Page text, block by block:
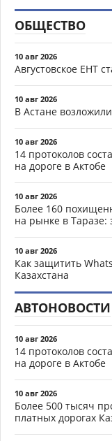
ОБЩЕСТВО
10 авг 2026
Августовское ЕНТ
10 авг 2026
В Астане
10 авг 2026
14 протоколов
на дороге в Актобе
10 авг 2026
Более 160
на рынке в Таразе:
10 авг 2026
Как защитить
Казахстана
АВТОНОВОСТИ
10 авг 2026
14 протоколов
на дороге в Актобе
10 авг 2026
Более 500 тысяч
платных дорогах